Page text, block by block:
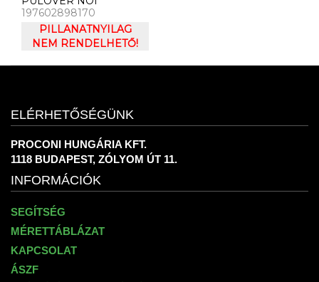
PULÓVER UNDER
ARMOUR RIVAL FLEECE
LOGO HOODIE
197602898170
PILLANATNYILAG
NEM RENDELHETŐ!
ELÉRHETŐSÉGÜNK
PROCONI HUNGÁRIA KFT.
1118 BUDAPEST, ZÓLYOM ÚT 11.
INFORMÁCIÓK
SEGÍTSÉG
MÉRETTÁBLÁZAT
KAPCSOLAT
ÁSZF